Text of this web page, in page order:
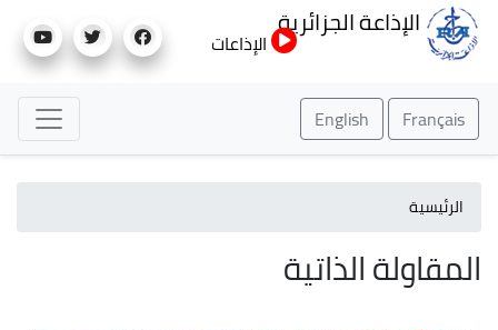
إلى
الإذاعة الجزائرية
الإذاعات
Français
English
الرئيسية
المقاولة الذاتية